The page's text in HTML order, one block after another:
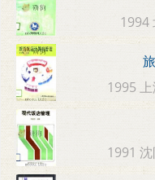
1994
1995
1991